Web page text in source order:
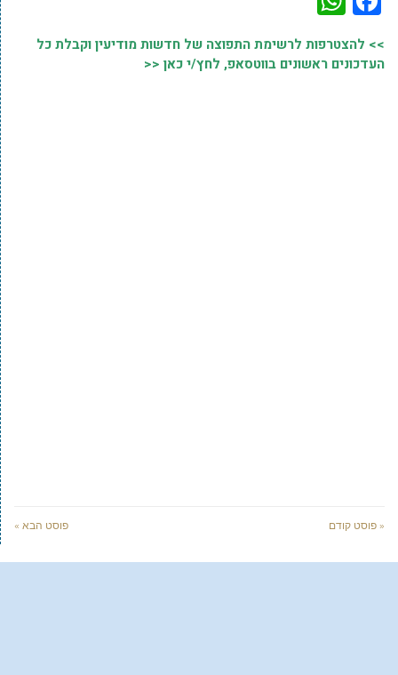
>> להצטרפות לרשימת התפוצה של חדשות מודיעין וקבלת כל
העדכונים ראשונים בווטסאפ, לחץ/י כאן <<
« פוסט קודם פוסט הבא »